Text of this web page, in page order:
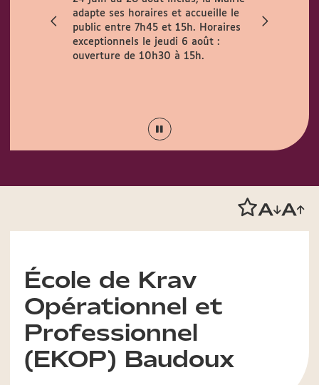
adapte ses horaires et accueille le
public entre 7h45 et 15h. Horaires
exceptionnels le jeudi 6 août :
ouverture de 10h30 à 15h.
de fortes
appelle à
École de Krav
Opérationnel et
Professionnel
(EKOP) Baudoux